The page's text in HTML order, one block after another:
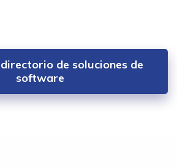
de soluciones de
software